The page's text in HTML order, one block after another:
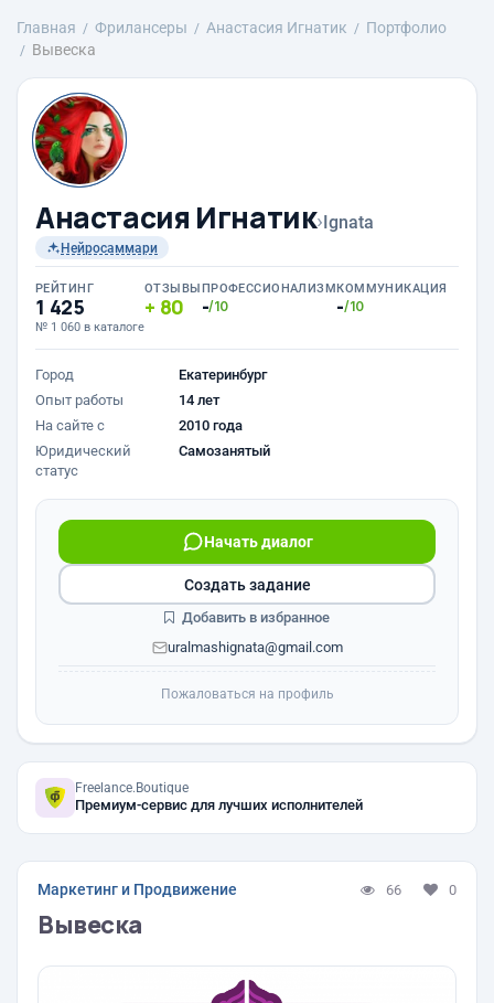
Главная Фрилансеры Анастасия Игнатик
Портфолио
Вывеска
Анастасия Игнатик›Ignata
Нейросаммари
РЕЙТИНГ
1 425
№ 1 060 в каталоге
ОТЗЫВЫ
80
ПРОФЕССИОНАЛИЗМ
-/10
КОММУНИКАЦИЯ
-/10
Город
Екатеринбург
Опыт работы
14 лет
На сайте с
2010 года
Юридический
статус
Самозанятый
Начать диалог
uralmashignata@gmail.com
Создать задание
Добавить в избранное
Пожаловаться на профиль
Freelance.Boutique
Премиум-сервис для лучших исполнителей
Маркетинг и Продвижение 66 0
Вывеска